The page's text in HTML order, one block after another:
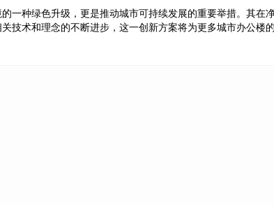
一种绿色升级，更是推动城市可持续发展的重要举措。其在
技术和理念的不断进步，这一创新方案将为更多城市办公楼